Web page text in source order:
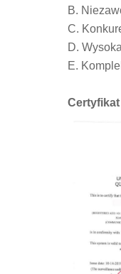
B.
C.
D.
E.
Certyfikat